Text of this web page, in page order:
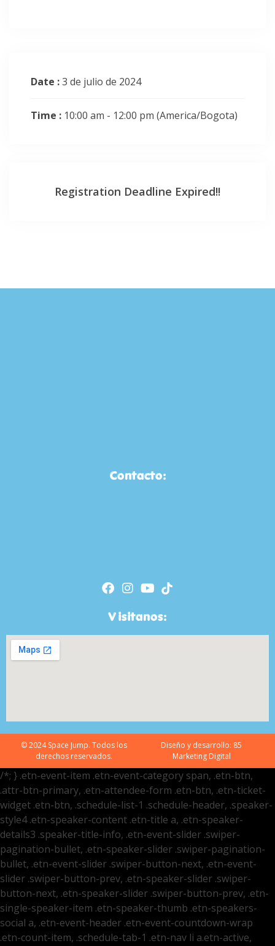
Date :3 de julio de 2024
Time : 10:00 am - 12:00 pm (America/Bogota)
Registration Deadline Expired!!
Contacto:
Visitanos:
© 2024 Space Jump. Todos los
derechos reservados.
Diseño y desarrollo: 85
Marketing Digital
/*; } .etn-event-item .etn-event-category span, .etn-btn,
.attr-btn-primary, .etn-attendee-form .etn-btn, .etn-ticket-
widget .etn-btn, .schedule-list-1 .schedule-header, .speaker-
style4 .etn-speaker-content .etn-title a, .etn-speaker-
details3 .speaker-title-info, .etn-event-slider .swiper-
pagination-bullet, .etn-speaker-slider .swiper-pagination-
bullet, .etn-event-slider .swiper-button-next, .etn-event-
slider .swiper-button-prev, .etn-speaker-slider .swiper-
button-next, .etn-speaker-slider .swiper-button-prev, .etn-
single-speaker-item .etn-speaker-thumb .etn-speakers-
social a, .etn-event-header .etn-event-countdown-wrap
.etn-count-item, .schedule-tab-1 .etn-nav li a.etn-active,